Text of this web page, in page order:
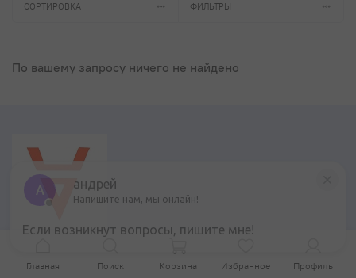
СОРТИРОВКА ФИЛЬТРЫ
По вашему запросу ничего не найдено
Главная Поиск Корзина Избранное Профиль
А андрей
Напишите нам, мы онлайн!
Если возникнут вопросы, пишите мне!